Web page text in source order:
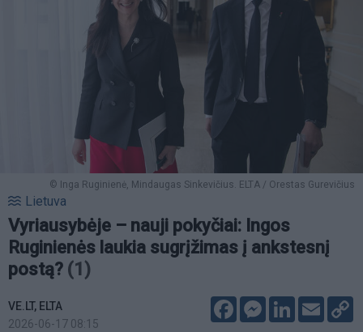
© Inga Ruginienė, Mindaugas Sinkevičius. ELTA / Orestas Gurevičius
Lietuva
Vyriausybėje – nauji pokyčiai: Ingos
Ruginienės laukia sugrįžimas į ankstesnį
postą? (1)
VE.LT, ELTA
2026-06-17 08:15
FacebookMessenger
LinkedIn
Email